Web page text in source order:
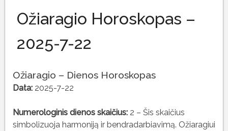
Ožiaragio Horoskopas –
2025-7-22
Ožiaragio – Dienos Horoskopas
Data:2025-7-22
Numerologinis dienos skaičius:2 – Šis skaičius
simbolizuoja harmoniją ir bendradarbiavimą. Ožiaragiui